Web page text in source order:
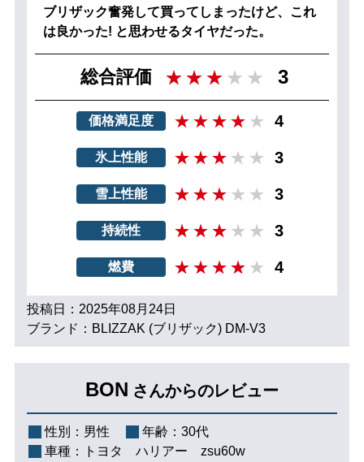
ブリザック奮発して買ってしまったけど、これ
は良かった! と思わせるタイヤだった。
総合評価 3
価格満足度 4
氷上性能 3
雪上性能 3
持続性 3
燃費 4
投稿日：2025年08月24日
ブランド：BLIZZAK (ブリザック) DM-V3
BON さんからのレビュー
性別： 男性 年齢： 30代
車種：
トヨタ ハリアー zsu60w